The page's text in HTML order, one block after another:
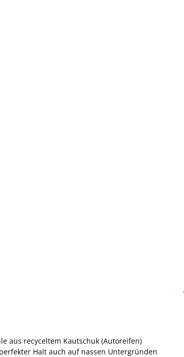
aus recyceltem Kautschuk (Autoreifen)
Halt auch auf nassen Untergründen